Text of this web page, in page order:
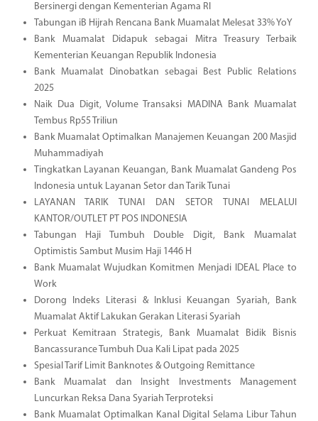
Bersinergi dengan Kementerian Agama RI
Tabungan iB Hijrah Rencana Bank Muamalat Melesat 33% YoY
Bank Muamalat Didapuk sebagai Mitra Treasury Terbaik
Kementerian Keuangan Republik Indonesia
Bank Muamalat Dinobatkan sebagai Best Public Relations
2025
Naik Dua Digit, Volume Transaksi MADINA Bank Muamalat
Tembus Rp55 Triliun
Bank Muamalat Optimalkan Manajemen Keuangan 200 Masjid
Muhammadiyah
Tingkatkan Layanan Keuangan, Bank Muamalat Gandeng Pos
Indonesia untuk Layanan Setor dan Tarik Tunai
LAYANAN TARIK TUNAI DAN SETOR TUNAI MELALUI
KANTOR/OUTLET PT POS INDONESIA
Tabungan Haji Tumbuh Double Digit, Bank Muamalat
Optimistis Sambut Musim Haji 1446 H
Bank Muamalat Wujudkan Komitmen Menjadi IDEAL Place to
Work
Dorong Indeks Literasi & Inklusi Keuangan Syariah, Bank
Muamalat Aktif Lakukan Gerakan Literasi Syariah
Perkuat Kemitraan Strategis, Bank Muamalat Bidik Bisnis
Bancassurance Tumbuh Dua Kali Lipat pada 2025
Spesial Tarif Limit Banknotes & Outgoing Remittance
Bank Muamalat dan Insight Investments Management
Luncurkan Reksa Dana Syariah Terproteksi
Bank Muamalat Optimalkan Kanal Digital Selama Libur Tahun